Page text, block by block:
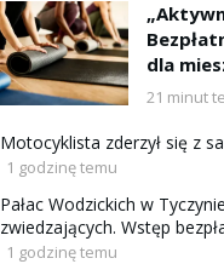
dla
21 minut
Motocyklista zderzył się z
1 godzinę temu
Pałac Wodzickich w
zwiedzających. Wstęp
1 godzinę temu